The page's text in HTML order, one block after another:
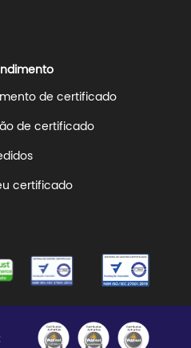
de certificado
de certificado
certificado